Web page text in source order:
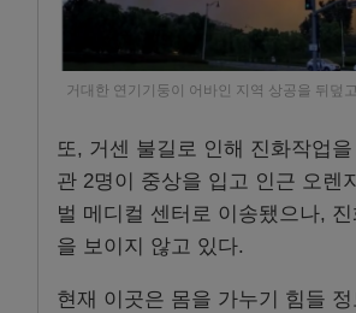
거대한 연기기둥이 어바인 지역 상공을 뒤덮
또, 거센 불길로 인해 진화작업
관 2명이 중상을 입고 인근 오렌
벌 메디컬 센터로 이송됐으나,
을 보이지 않고 있다.
현재 이곳은 몸을 가누기 힘들 정